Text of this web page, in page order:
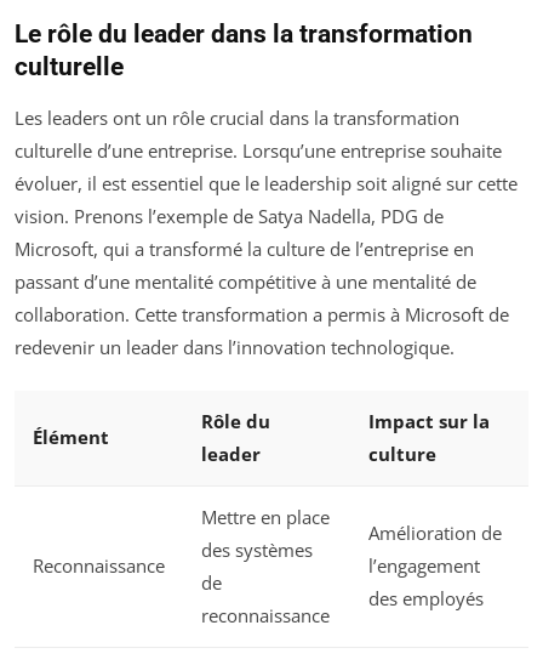
Le rôle du leader dans la transformation
culturelle
Les leaders ont un rôle crucial dans la transformation
culturelle d’une entreprise. Lorsqu’une entreprise souhaite
évoluer, il est essentiel que le leadership soit aligné sur cette
vision. Prenons l’exemple de Satya Nadella, PDG de
Microsoft, qui a transformé la culture de l’entreprise en
passant d’une mentalité compétitive à une mentalité de
collaboration. Cette transformation a permis à Microsoft de
redevenir un leader dans l’innovation technologique.
Élément
Rôle du
leader
Impact sur la
culture
Reconnaissance
Mettre en place
des systèmes
de
reconnaissance
Amélioration de
l’engagement
des employés